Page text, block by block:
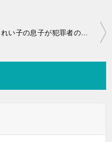
湯川れい子の息子が犯罪者の衝撃の真実とは？若い頃の画像が！